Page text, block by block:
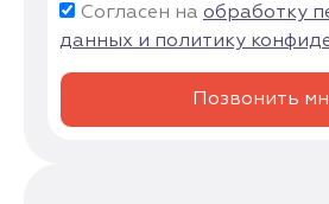
Согласен на обработку
данных и политику
Позвонить